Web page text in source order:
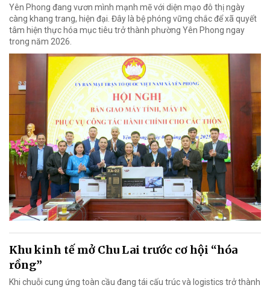
Yên Phong đang vươn mình mạnh mẽ với diện mạo đô thị ngày
càng khang trang, hiện đại. Đây là bệ phóng vững chắc để xã quyết
tâm hiện thực hóa mục tiêu trở thành phường Yên Phong ngay
trong năm 2026.
Khu kinh tế mở Chu Lai trước cơ hội “hóa
rồng”
Khi chuỗi cung ứng toàn cầu đang tái cấu trúc và logistics trở thành